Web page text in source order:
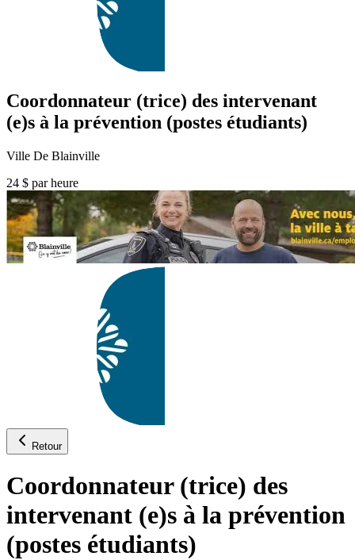
Coordonnateur (trice) des intervenant
(e)s à la prévention (postes étudiants)
Ville De Blainville
24 $ par heure
Retour
Coordonnateur (trice) des
intervenant (e)s à la prévention
(postes étudiants)